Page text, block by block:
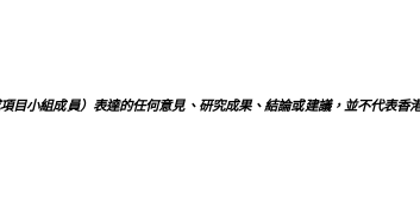
目小組成員）表達的任何意見、研究成果、結論或建議，並不代表香